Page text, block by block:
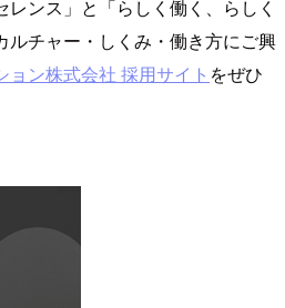
レンス」と「らしく働く、らしく
ルチャー・しくみ・働き方にご興
ョン株式会社 採用サイト をぜひ